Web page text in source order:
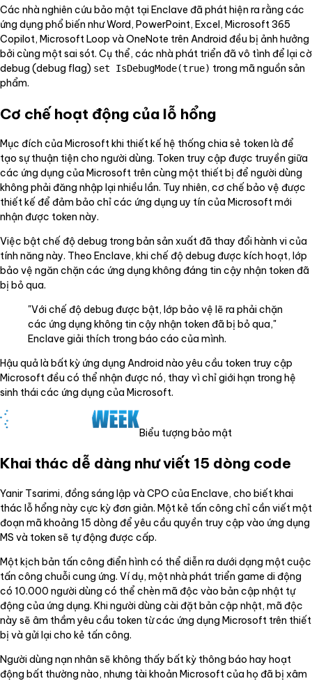
Các nhà nghiên cứu bảo mật tại Enclave đã phát hiện ra rằng các
ứng dụng phổ biến như Word, PowerPoint, Excel, Microsoft 365
Copilot, Microsoft Loop và OneNote trên Android đều bị ảnh hưởng
bởi cùng một sai sót. Cụ thể, các nhà phát triển đã vô tình để lại cờ
debug (debug flag) set IsDebugMode(true) trong mã nguồn sản
phẩm.
Cơ chế hoạt động của lỗ hổng
Mục đích của Microsoft khi thiết kế hệ thống chia sẻ token là để
tạo sự thuận tiện cho người dùng. Token truy cập được truyền giữa
các ứng dụng của Microsoft trên cùng một thiết bị để người dùng
không phải đăng nhập lại nhiều lần. Tuy nhiên, cơ chế bảo vệ được
thiết kế để đảm bảo chỉ các ứng dụng uy tín của Microsoft mới
nhận được token này.
Việc bật chế độ debug trong bản sản xuất đã thay đổi hành vi của
tính năng này. Theo Enclave, khi chế độ debug được kích hoạt, lớp
bảo vệ ngăn chặn các ứng dụng không đáng tin cậy nhận token đã
bị bỏ qua.
"Với chế độ debug được bật, lớp bảo vệ lẽ ra phải chặn
các ứng dụng không tin cậy nhận token đã bị bỏ qua,"
Enclave giải thích trong báo cáo của mình.
Hậu quả là bất kỳ ứng dụng Android nào yêu cầu token truy cập
Microsoft đều có thể nhận được nó, thay vì chỉ giới hạn trong hệ
sinh thái các ứng dụng của Microsoft.
Biểu tượng bảo mật
Khai thác dễ dàng như viết 15 dòng code
Yanir Tsarimi, đồng sáng lập và CPO của Enclave, cho biết khai
thác lỗ hổng này cực kỳ đơn giản. Một kẻ tấn công chỉ cần viết một
đoạn mã khoảng 15 dòng để yêu cầu quyền truy cập vào ứng dụng
MS và token sẽ tự động được cấp.
Một kịch bản tấn công điển hình có thể diễn ra dưới dạng một cuộc
tấn công chuỗi cung ứng. Ví dụ, một nhà phát triển game di động
có 10.000 người dùng có thể chèn mã độc vào bản cập nhật tự
động của ứng dụng. Khi người dùng cài đặt bản cập nhật, mã độc
này sẽ âm thầm yêu cầu token từ các ứng dụng Microsoft trên thiết
bị và gửi lại cho kẻ tấn công.
Người dùng nạn nhân sẽ không thấy bất kỳ thông báo hay hoạt
động bất thường nào, nhưng tài khoản Microsoft của họ đã bị xâm